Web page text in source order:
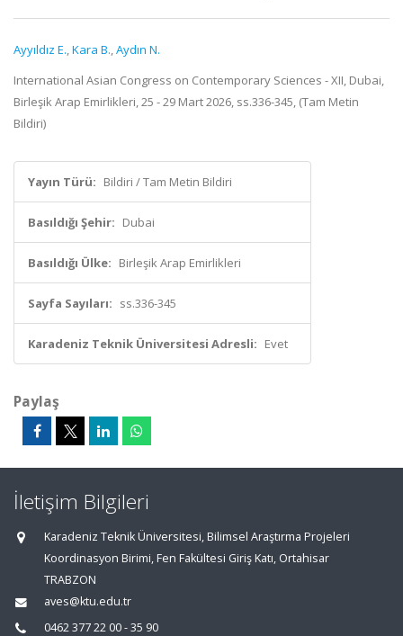
Ayyıldız E.,Kara B.,Aydın N.
International Asian Congress on Contemporary Sciences - XII, Dubai,
Birleşik Arap Emirlikleri, 25 - 29 Mart 2026, ss.336-345, (Tam Metin
Bildiri)
Yayın Türü: Bildiri / Tam Metin Bildiri
Basıldığı Şehir: Dubai
Basıldığı Ülke: Birleşik Arap Emirlikleri
Sayfa Sayıları: ss.336-345
Karadeniz Teknik Üniversitesi Adresli: Evet
Paylaş
İletişim Bilgileri
Karadeniz Teknik Üniversitesi, Bilimsel Araştırma Projeleri
Koordinasyon Birimi, Fen Fakültesi Giriş Katı, Ortahisar
TRABZON
aves@ktu.edu.tr
0462 377 22 00 - 35 90